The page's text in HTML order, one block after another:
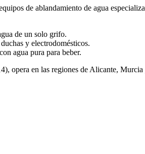
de ablandamiento de agua
de un solo grifo.
y electrodomésticos.
agua pura para beber.
opera en las regiones de Alicante,